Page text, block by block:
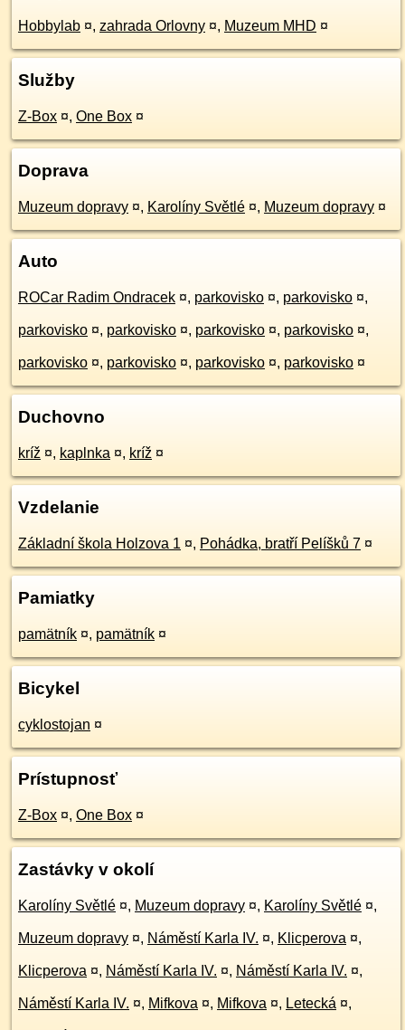
Hobbylab ¤, zahrada Orlovny ¤, Muzeum MHD ¤
Služby
Z-Box ¤, One Box ¤
Doprava
Muzeum dopravy ¤, Karolíny Světlé ¤, Muzeum dopravy ¤
Auto
ROCar Radim Ondracek ¤, parkovisko ¤, parkovisko ¤,
parkovisko ¤, parkovisko ¤, parkovisko ¤, parkovisko ¤,
parkovisko ¤, parkovisko ¤, parkovisko ¤, parkovisko ¤
Duchovno
kríž ¤, kaplnka ¤, kríž ¤
Vzdelanie
Základní škola Holzova 1 ¤, Pohádka, bratří Pelíšků 7 ¤
Pamiatky
pamätník ¤, pamätník ¤
Bicykel
cyklostojan ¤
Prístupnosť
Z-Box ¤, One Box ¤
Zastávky v okolí
Karolíny Světlé ¤, Muzeum dopravy ¤, Karolíny Světlé ¤,
Muzeum dopravy ¤, Náměstí Karla IV. ¤, Klicperova ¤,
Klicperova ¤, Náměstí Karla IV. ¤, Náměstí Karla IV. ¤,
Náměstí Karla IV. ¤, Mifkova ¤, Mifkova ¤, Letecká ¤,